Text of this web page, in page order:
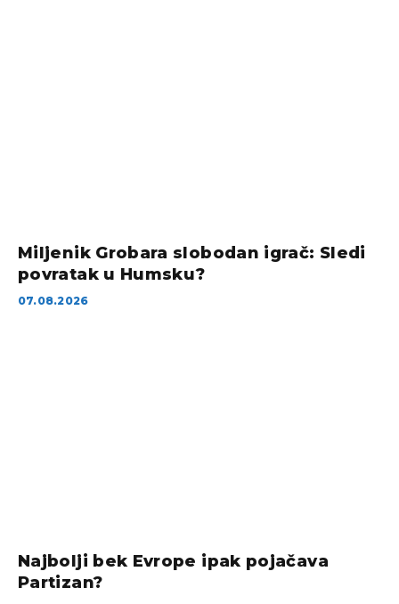
Miljenik Grobara slobodan igrač: Sledi
povratak u Humsku?
07.08.2026
Najbolji bek Evrope ipak pojačava
Partizan?